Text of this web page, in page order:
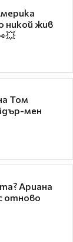
никой жив
Том
мен
Ариана
отново